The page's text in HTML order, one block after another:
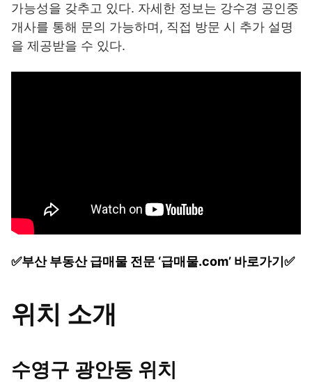
가능성을 갖추고 있다. 자세한 정보는 강수경 공인중
개사를 통해 문의 가능하며, 직접 방문 시 추가 설명
을 제공받을 수 있다.
✅부산 부동산 급매물 전문 ‘급매물.com’ 바로가기✅
위치 소개
수영구 광안동 위치